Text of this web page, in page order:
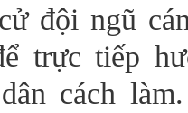
đội ngũ
trực tiếp
cách